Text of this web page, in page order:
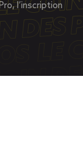
l’inscription